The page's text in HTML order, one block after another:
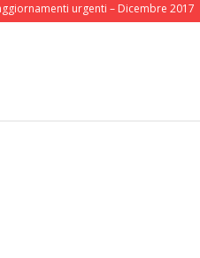
urgenti – Dicembre 2017